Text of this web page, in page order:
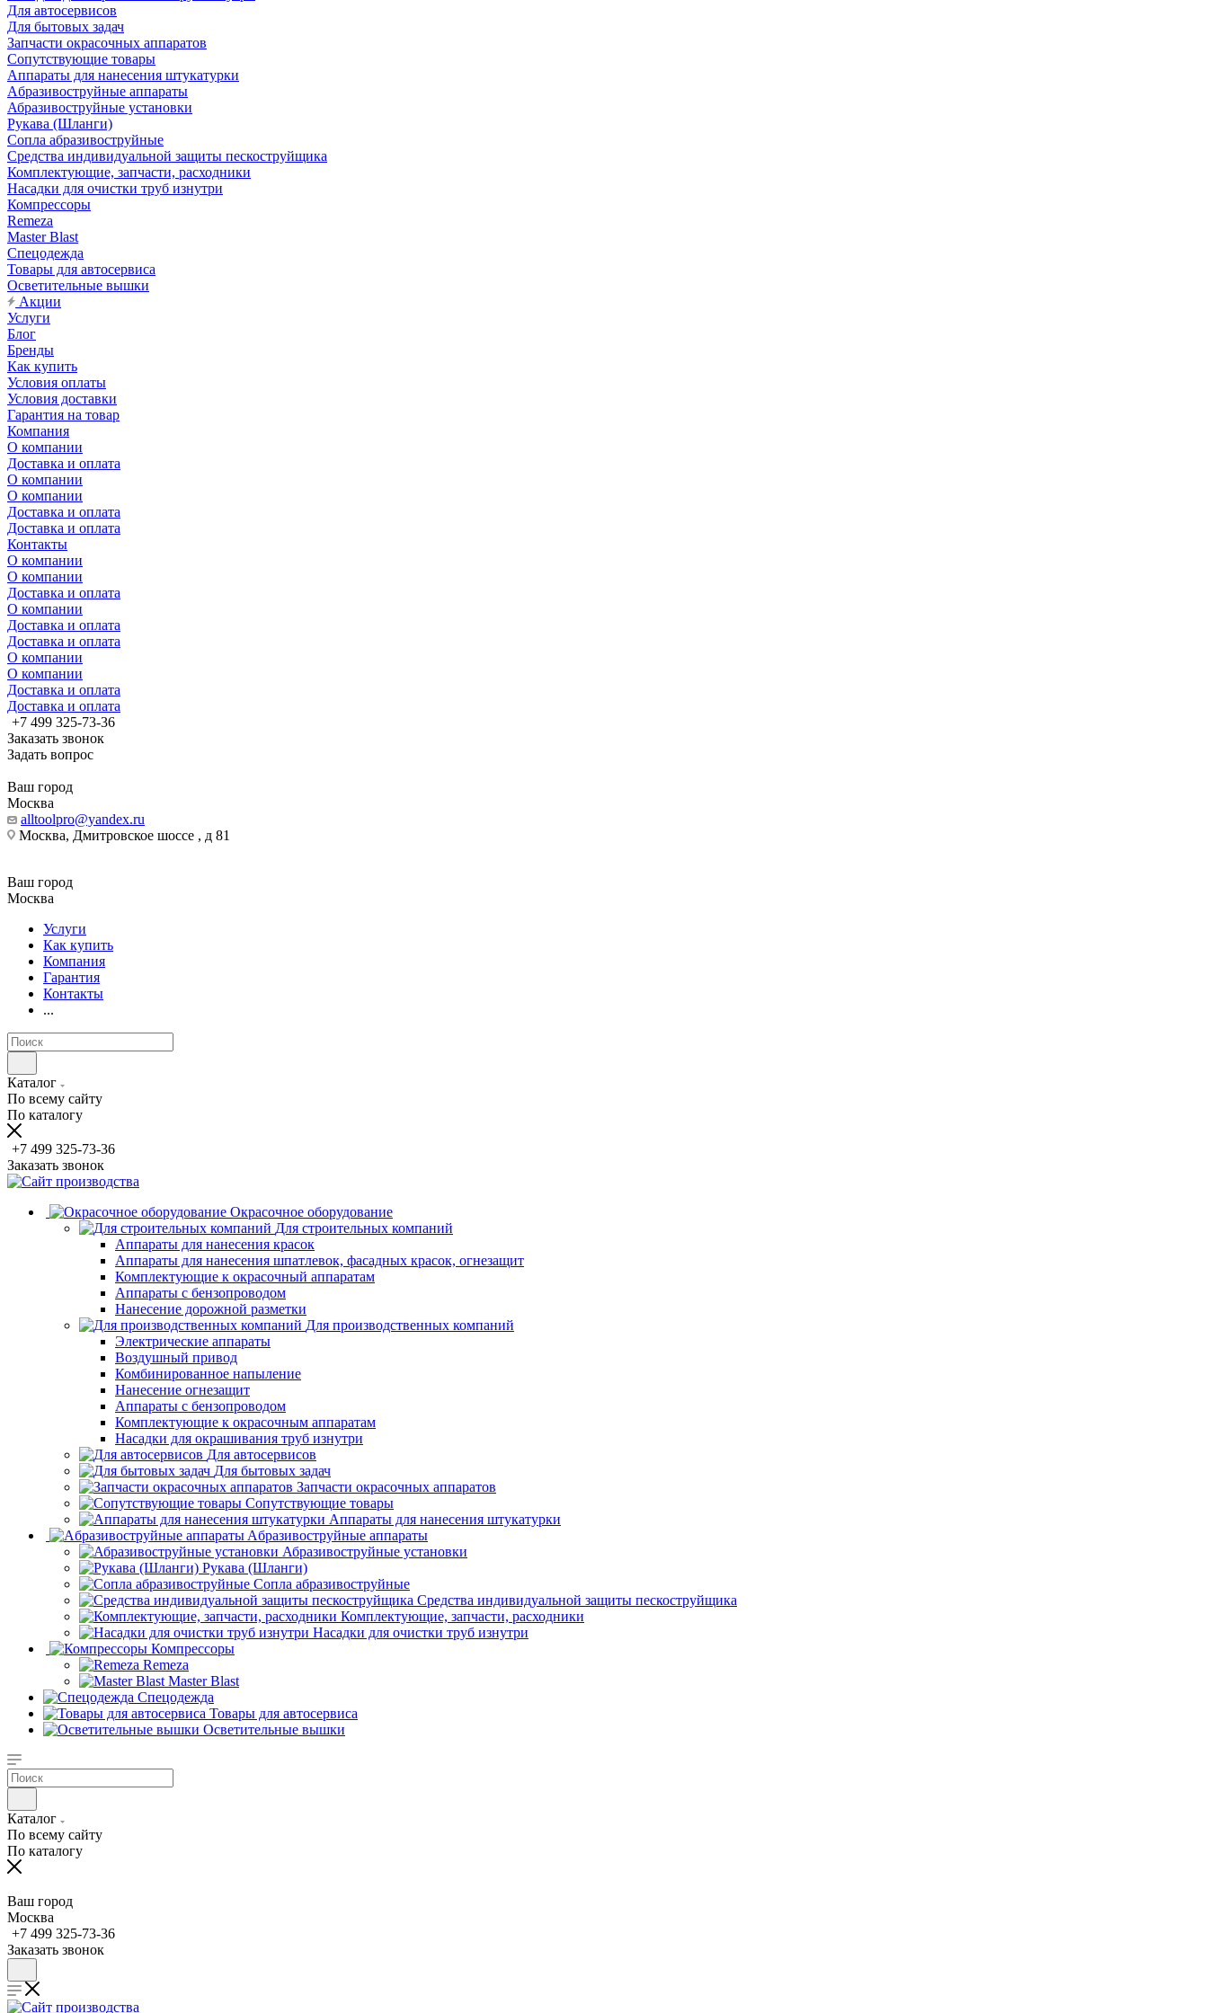
Для автосервисов
Для бытовых задач
Запчасти окрасочных аппаратов
Сопутствующие товары
Аппараты для нанесения штукатурки
Aбразивоструйные аппараты
Абразивоструйные установки
Рукава (Шланги)
Сопла абразивоструйные
Средства индивидуальной защиты пескоструйщика
Комплектующие, запчасти, расходники
Насадки для очистки труб изнутри
Компрессоры
Remeza
Master Blast
Спецодежда
Товары для автосервиса
Осветительные вышки
Акции
Услуги
Блог
Бренды
Как купить
Условия оплаты
Условия доставки
Гарантия на товар
Компания
О компании
Доставка и оплата
О компании
О компании
Доставка и оплата
Доставка и оплата
Контакты
О компании
О компании
Доставка и оплата
О компании
Доставка и оплата
Доставка и оплата
О компании
О компании
Доставка и оплата
Доставка и оплата
+7 499 325-73-36
Заказать звонок
Задать вопрос
Ваш город
Москва
alltoolpro@yandex.ru
Москва, Дмитровское шоссе , д 81
Ваш город
Москва
Услуги
Как купить
Компания
Гарантия
Контакты
...
Каталог
По всему сайту
По каталогу
+7 499 325-73-36
Заказать звонок
Окрасочное оборудование
Для строительных компаний
Аппараты для нанесения красок
Аппараты для нанесения шпатлевок, фасадных красок, огнезащит
Комплектующие к окрасочный аппаратам
Аппараты с бензопроводом
Нанесение дорожной разметки
Для производственных компаний
Электрические аппараты
Воздушный привод
Комбинированное напыление
Нанесение огнезащит
Аппараты с бензопроводом
Комплектующие к окрасочным аппаратам
Насадки для окрашивания труб изнутри
Для автосервисов
Для бытовых задач
Запчасти окрасочных аппаратов
Сопутствующие товары
Аппараты для нанесения штукатурки
Aбразивоструйные аппараты
Абразивоструйные установки
Рукава (Шланги)
Сопла абразивоструйные
Средства индивидуальной защиты пескоструйщика
Комплектующие, запчасти, расходники
Насадки для очистки труб изнутри
Компрессоры
Remeza
Master Blast
Спецодежда
Товары для автосервиса
Осветительные вышки
Каталог
По всему сайту
По каталогу
Ваш город
Москва
+7 499 325-73-36
Заказать звонок